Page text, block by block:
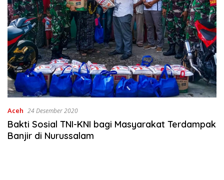
Aceh 24 Desember 2020
Bakti Sosial TNI-KNI bagi Masyarakat Terdampak
Banjir di Nurussalam